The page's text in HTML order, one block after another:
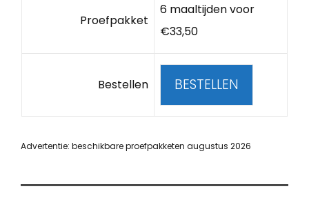
Proefpakket
6 maaltijden voor
€33,50
Bestellen BESTELLEN
Advertentie: beschikbare proefpakketen augustus 2026